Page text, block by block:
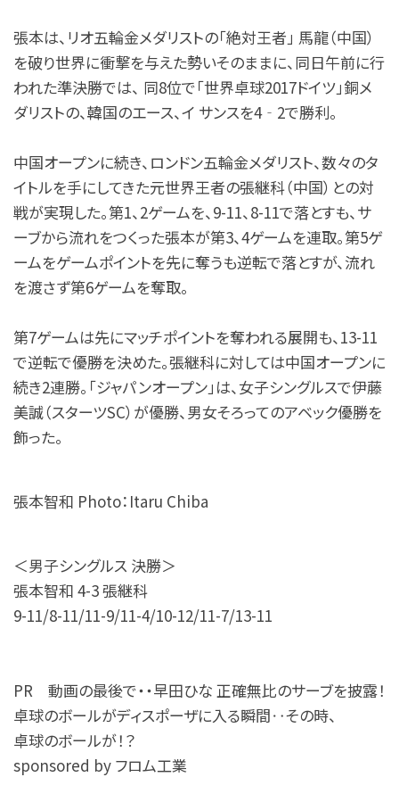
張本は、リオ五輪金メダリストの「絶対王者」 馬龍（中国）
を破り世界に衝撃を与えた勢いそのままに、同日午前に行
われた準決勝では、 同8位で「世界卓球2017ドイツ」銅メ
ダリストの、韓国のエース、イ サンスを4‐2で勝利。
中国オープンに続き、ロンドン五輪金メダリスト、数々のタ
イトルを手にしてきた元世界王者の張継科（中国）との対
戦が実現した。第1、2ゲームを、9-11、8-11で落とすも、サ
ーブから流れをつくった張本が第3、4ゲームを連取。第5ゲ
ームをゲームポイントを先に奪うも逆転で落とすが、流れ
を渡さず第6ゲームを奪取。
第7ゲームは先にマッチポイントを奪われる展開も、13-11
で逆転で優勝を決めた。張継科に対しては中国オープンに
続き2連勝。「ジャパンオープン」は、女子シングルスで伊藤
美誠（スターツSC）が優勝、男女そろってのアベック優勝を
飾った。
張本智和 Photo：Itaru Chiba
＜男子シングルス 決勝＞
張本智和 4-3 張継科
9-11/8-11/11-9/11-4/10-12/11-7/13-11
PR 動画の最後で・・早田ひな 正確無比のサーブを披露！
卓球のボールがディスポーザに入る瞬間‥その時、
卓球のボールが！？
sponsored by フロム工業